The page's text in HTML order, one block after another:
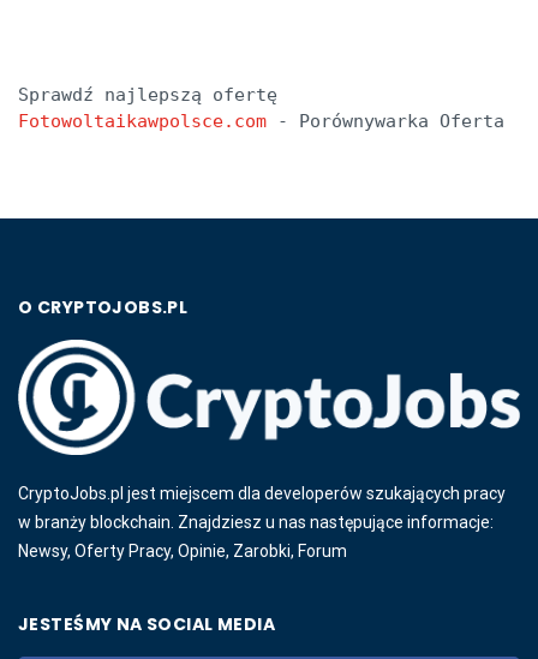
Fotowoltaikawpolsce.com - Porównywarka Oferta
O CRYPTOJOBS.PL
CryptoJobs.pl jest miejscem dla developerów szukających pracy
w branży blockchain. Znajdziesz u nas następujące informacje:
Newsy, Oferty Pracy, Opinie, Zarobki, Forum
JESTEŚMY NA SOCIAL MEDIA